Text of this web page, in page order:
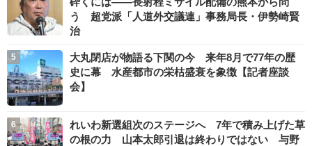
う 超党派「人道外交議連」事務局長・伊勢崎賢
治
大丸閉店が物語る下関の今 来年8月で77年の歴
史に幕 水産都市の栄枯盛衰を象徴【記者座談
会】
れいわ新選組次のステージへ 7年で積み上げた草
の根の力 山本太郎引退は終わりではない 与野